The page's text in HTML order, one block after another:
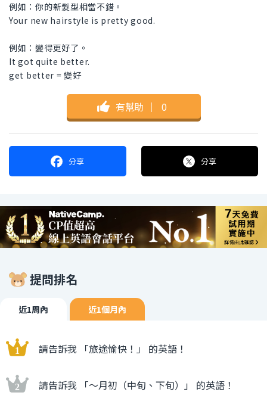
例如：你的新髮型相當不錯。
Your new hairstyle is pretty good.
例如：變得更好了。
It got quite better.
get better = 變好
有幫助 ｜ 0
分享 分享
提問排名
近1周內 近1個月內
請告訴我 「旅途愉快！」 的英語！
請告訴我 「〜月初（中旬、下旬）」 的英語！